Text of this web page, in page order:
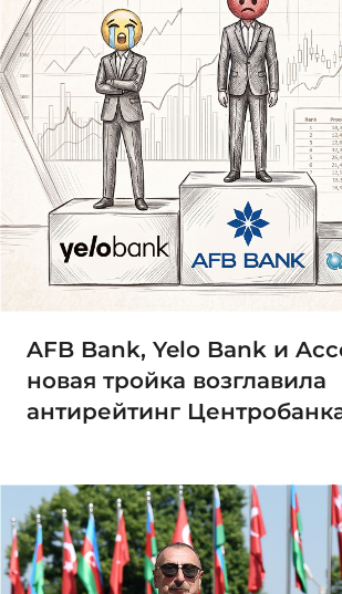
AFB Bank, Yelo Bank и
новая тройка возглавила
антирейтинг